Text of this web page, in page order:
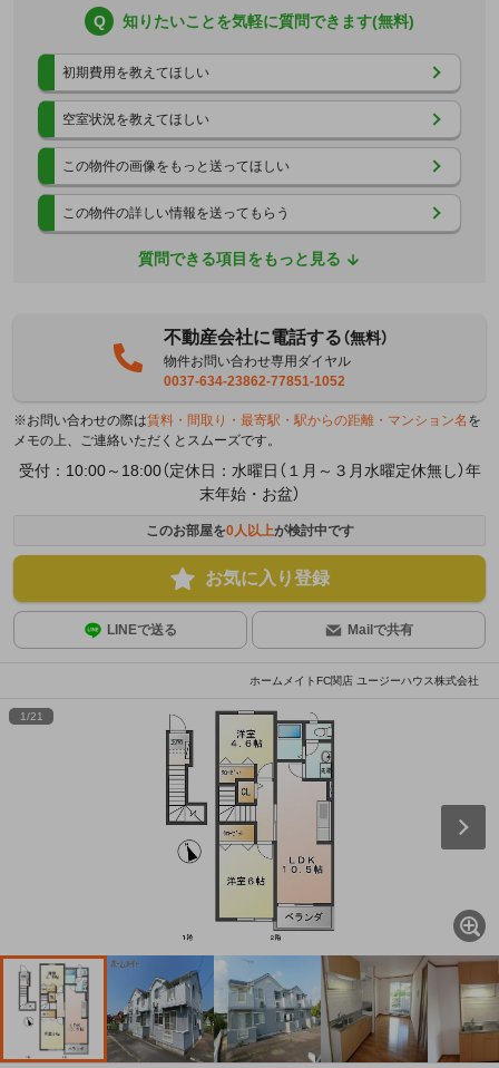
Q 知りたいことを気軽に質問できます(無料)
初期費用を教えてほしい
空室状況を教えてほしい
この物件の画像をもっと送ってほしい
この物件の詳しい情報を送ってもらう
質問できる項目をもっと見る
不動産会社に電話する（無料）
物件お問い合わせ専用ダイヤル
0037-634-23862-77851-1052
※お問い合わせの際は賃料・間取り・最寄駅・駅からの距離・マンション名 を
メモの上、ご連絡いただくとスムーズです。
受付：10:00～18:00（定休日：水曜日（１月～３月水曜定休無し）年
末年始・お盆）
このお部屋を0人以上が検討中です
お気に入り登録
LINEで送る Mailで共有
ホームメイトFC関店 ユージーハウス株式会社
1/21